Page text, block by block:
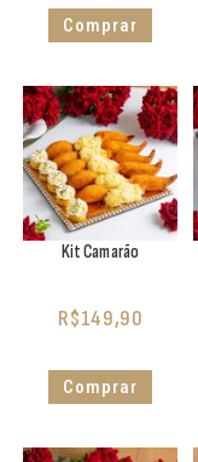
Comprar
Kit Camarão
R$149,90
Comprar